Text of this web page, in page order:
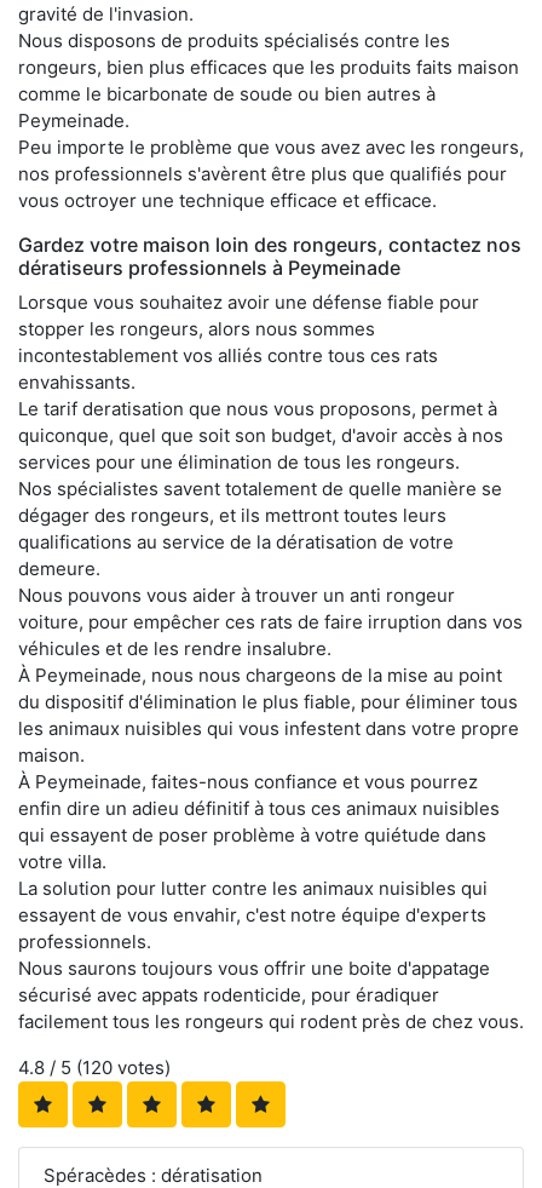
gravité de l'invasion.
Nous disposons de produits spécialisés contre les
rongeurs, bien plus efficaces que les produits faits maison
comme le bicarbonate de soude ou bien autres à
Peymeinade.
Peu importe le problème que vous avez avec les rongeurs,
nos professionnels s'avèrent être plus que qualifiés pour
vous octroyer une technique efficace et efficace.
Gardez votre maison loin des rongeurs, contactez nos
dératiseurs professionnels à Peymeinade
Lorsque vous souhaitez avoir une défense fiable pour
stopper les rongeurs, alors nous sommes
incontestablement vos alliés contre tous ces rats
envahissants.
Le tarif deratisation que nous vous proposons, permet à
quiconque, quel que soit son budget, d'avoir accès à nos
services pour une élimination de tous les rongeurs.
Nos spécialistes savent totalement de quelle manière se
dégager des rongeurs, et ils mettront toutes leurs
qualifications au service de la dératisation de votre
demeure.
Nous pouvons vous aider à trouver un anti rongeur
voiture, pour empêcher ces rats de faire irruption dans vos
véhicules et de les rendre insalubre.
À Peymeinade, nous nous chargeons de la mise au point
du dispositif d'élimination le plus fiable, pour éliminer tous
les animaux nuisibles qui vous infestent dans votre propre
maison.
À Peymeinade, faites-nous confiance et vous pourrez
enfin dire un adieu définitif à tous ces animaux nuisibles
qui essayent de poser problème à votre quiétude dans
votre villa.
La solution pour lutter contre les animaux nuisibles qui
essayent de vous envahir, c'est notre équipe d'experts
professionnels.
Nous saurons toujours vous offrir une boite d'appatage
sécurisé avec appats rodenticide, pour éradiquer
facilement tous les rongeurs qui rodent près de chez vous.
4.8 / 5 (120 votes)
Spéracèdes : dératisation